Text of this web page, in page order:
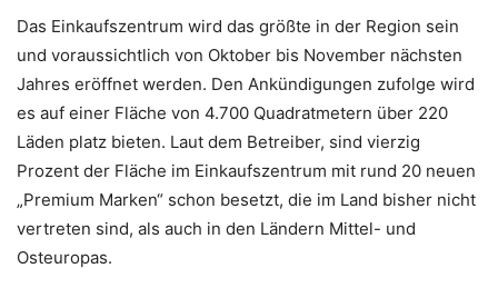
Das Einkaufszentrum wird das größte in der Region sein
und voraussichtlich von Oktober bis November nächsten
Jahres eröffnet werden. Den Ankündigungen zufolge wird
es auf einer Fläche von 4.700 Quadratmetern über 220
Läden platz bieten. Laut dem Betreiber, sind vierzig
Prozent der Fläche im Einkaufszentrum mit rund 20 neuen
„Premium Marken“ schon besetzt, die im Land bisher nicht
vertreten sind, als auch in den Ländern Mittel- und
Osteuropas.